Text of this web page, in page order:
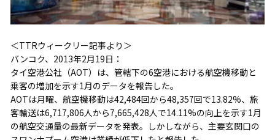
＜TTRウィークリー記事より＞
バンコク、2013年2月19日：
タイ空港公社（AOT）は、管轄下の6空港における航空機移動と
乗客の増加を示す1月のデータを報告した。
AOTは月曜、航空機移動は42,484回から48,357回で13.82%、旅
客輸送は6,717,806人から7,665,428人で14.11%の向上を示す1月
の航空交通量の最新データを発表。しかしながら、主要玄関口の